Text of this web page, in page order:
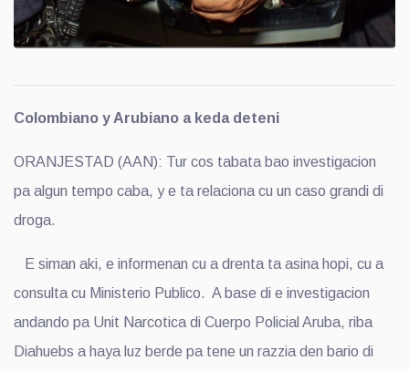
Colombiano y Arubiano a keda deteni
ORANJESTAD (AAN): Tur cos tabata bao investigacion
pa algun tempo caba, y e ta relaciona cu un caso grandi di
droga.
E siman aki, e informenan cu a drenta ta asina hopi, cu a
consulta cu Ministerio Publico. A base di e investigacion
andando pa Unit Narcotica di Cuerpo Policial Aruba, riba
Diahuebs a haya luz berde pa tene un razzia den bario di